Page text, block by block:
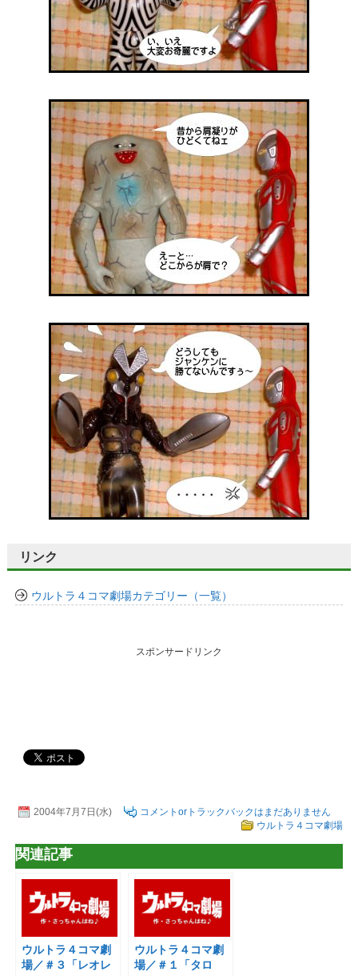
リンク
ウルトラ４コマ劇場カテゴリー（一覧）
スポンサードリンク
2004年7月7日(水)
コメントorトラックバックはまだありません
ウルトラ４コマ劇場
関連記事
ウルトラ４コマ劇
場／＃３「レオレ
ウルトラ４コマ劇
場／＃１「タロ